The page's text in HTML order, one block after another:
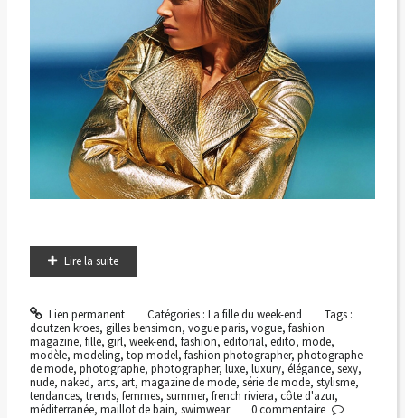
Lire la suite
Lien permanent Catégories : La fille du week-end
Tags :
doutzen kroes, gilles bensimon, vogue paris, vogue, fashion
magazine, fille, girl, week-end, fashion, editorial, edito, mode,
modèle, modeling, top model, fashion photographer, photographe
de mode, photographe, photographer, luxe, luxury, élégance, sexy,
nude, naked, arts, art, magazine de mode, série de mode, stylisme,
tendances, trends, femmes, summer, french riviera, côte d'azur,
méditerranée, maillot de bain, swimwear 0commentaire